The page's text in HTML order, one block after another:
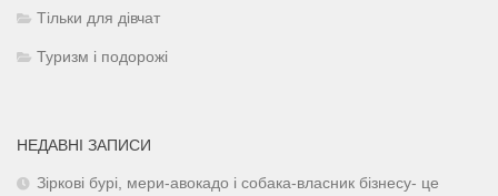
Тільки для дівчат
Туризм і подорожі
НЕДАВНІ ЗАПИСИ
Зіркові бурі, мери-авокадо і собака-власник бізнесу- це